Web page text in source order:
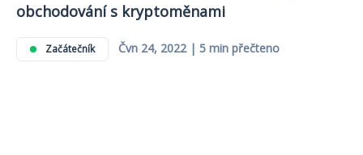
obchodování s kryptoměnami
Začátečník Čvn 24, 2022 | 5 min přečteno